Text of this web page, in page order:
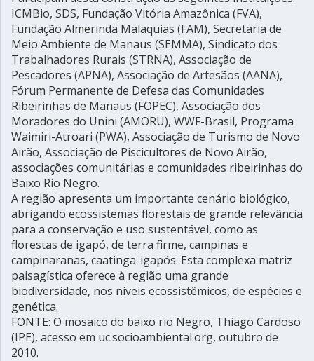
ICMBio, SDS, Fundação Vitória Amazônica (FVA),
Fundação Almerinda Malaquias (FAM), Secretaria de
Meio Ambiente de Manaus (SEMMA), Sindicato dos
Trabalhadores Rurais (STRNA), Associação de
Pescadores (APNA), Associação de Artesãos (AANA),
Fórum Permanente de Defesa das Comunidades
Ribeirinhas de Manaus (FOPEC), Associação dos
Moradores do Unini (AMORU), WWF-Brasil, Programa
Waimiri-Atroari (PWA), Associação de Turismo de Novo
Airão, Associação de Piscicultores de Novo Airão,
associações comunitárias e comunidades ribeirinhas do
Baixo Rio Negro.
A região apresenta um importante cenário biológico,
abrigando ecossistemas florestais de grande relevância
para a conservação e uso sustentável, como as
florestas de igapó, de terra firme, campinas e
campinaranas, caatinga-igapós. Esta complexa matriz
paisagística oferece à região uma grande
biodiversidade, nos níveis ecossistêmicos, de espécies e
genética.
FONTE: O mosaico do baixo rio Negro, Thiago Cardoso
(IPE), acesso em uc.socioambiental.org, outubro de
2010.